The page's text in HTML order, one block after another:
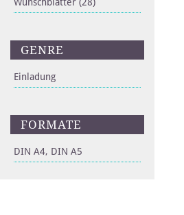
GENRE
Einladung
FORMATE
DIN A4, DIN A5